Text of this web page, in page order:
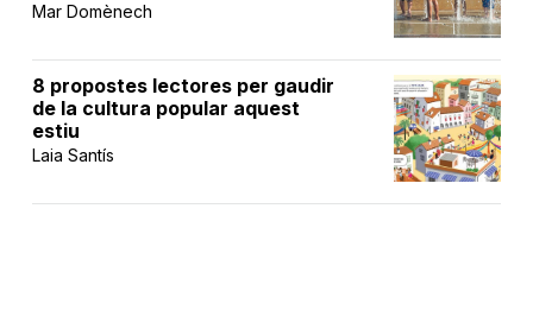
Mar Domènech
8 propostes lectores per gaudir
de la cultura popular aquest
estiu
Laia Santís